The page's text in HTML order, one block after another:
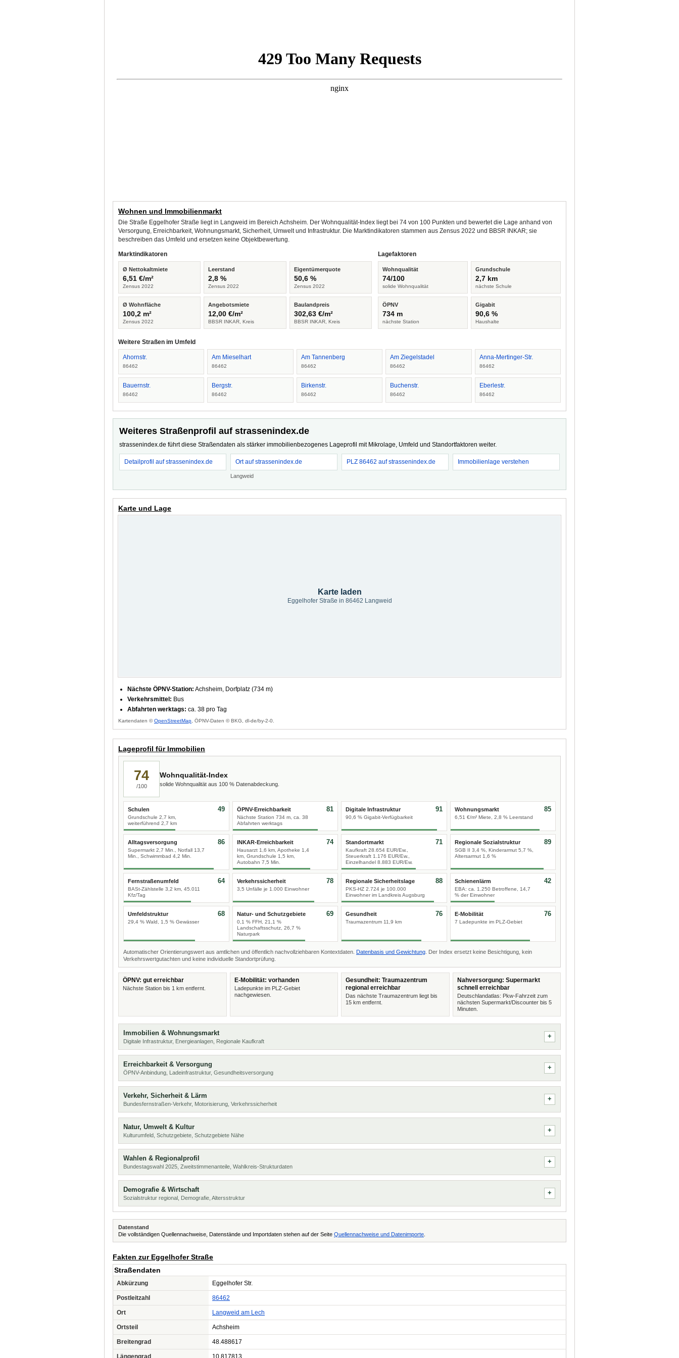
Wohnen und Immobilienmarkt
Die Straße Eggelhofer Straße liegt in Langweid im Bereich Achsheim. Der Wohnqualität-Index liegt bei 74 von 100 Punkten und bewertet die Lage anhand von
Versorgung, Erreichbarkeit, Wohnungsmarkt, Sicherheit, Umwelt und Infrastruktur. Die Marktindikatoren stammen aus Zensus 2022 und BBSR INKAR; sie
beschreiben das Umfeld und ersetzen keine Objektbewertung.
Marktindikatoren
Ø Nettokaltmiete
6,51 €/m²
Zensus 2022
Leerstand
2,8 %
Zensus 2022
Eigentümerquote
50,6 %
Zensus 2022
Ø Wohnfläche
100,2 m²
Zensus 2022
Angebotsmiete
12,00 €/m²
BBSR INKAR, Kreis
Baulandpreis
302,63 €/m²
BBSR INKAR, Kreis
Lagefaktoren
Wohnqualität
74/100
solide Wohnqualität
Grundschule
2,7 km
nächste Schule
ÖPNV
734 m
nächste Station
Gigabit
90,6 %
Haushalte
Weitere Straßen im Umfeld
Ahornstr.
86462
Am Mieselhart
86462
Am Tannenberg
86462
Am Ziegelstadel
86462
Anna-Mertinger-Str.
86462
Bauernstr.
86462
Bergstr.
86462
Birkenstr.
86462
Buchenstr.
86462
Eberlestr.
86462
Weiteres Straßenprofil auf strassenindex.de
strassenindex.de führt diese Straßendaten als stärker immobilienbezogenes Lageprofil mit Mikrolage, Umfeld und Standortfaktoren weiter.
Detailprofil auf strassenindex.de Ort auf strassenindex.de
Langweid
PLZ 86462 auf strassenindex.de Immobilienlage verstehen
Karte und Lage
Karte laden
Eggelhofer Straße in 86462 Langweid
Nächste ÖPNV-Station: Achsheim, Dorfplatz (734 m)
Verkehrsmittel: Bus
Abfahrten werktags: ca. 38 pro Tag
Kartendaten ©OpenStreetMap , ÖPNV-Daten © BKG, dl-de/by-2-0.
Lageprofil für Immobilien
74
/100
Wohnqualität-Index
solide Wohnqualität aus 100 % Datenabdeckung.
Schulen
Grundschule 2,7 km,
weiterführend 2,7 km
49 ÖPNV-Erreichbarkeit
Nächste Station 734 m, ca. 38
Abfahrten werktags
81 Digitale Infrastruktur
90,6 % Gigabit-Verfügbarkeit
91 Wohnungsmarkt
6,51 €/m² Miete, 2,8 % Leerstand
85
Alltagsversorgung
Supermarkt 2,7 Min., Notfall 13,7
Min., Schwimmbad 4,2 Min.
86 INKAR-Erreichbarkeit
Hausarzt 1,6 km, Apotheke 1,4
km, Grundschule 1,5 km,
Autobahn 7,5 Min.
74 Standortmarkt
Kaufkraft 28.654 EUR/Ew.,
Steuerkraft 1.176 EUR/Ew.,
Einzelhandel 8.883 EUR/Ew.
71 Regionale Sozialstruktur
SGB II 3,4 %, Kinderarmut 5,7 %,
Altersarmut 1,6 %
89
Fernstraßenumfeld
BASt-Zählstelle 3,2 km, 45.011
Kfz/Tag
64 Verkehrssicherheit
3,5 Unfälle je 1.000 Einwohner
78 Regionale Sicherheitslage
PKS-HZ 2.724 je 100.000
Einwohner im Landkreis Augsburg
88 Schienenlärm
EBA: ca. 1.250 Betroffene, 14,7
% der Einwohner
42
Umfeldstruktur
29,4 % Wald, 1,5 % Gewässer
68 Natur- und Schutzgebiete
0,1 % FFH, 21,1 %
Landschaftsschutz, 26,7 %
Naturpark
69 Gesundheit
Traumazentrum 11,9 km
76 E-Mobilität
7 Ladepunkte im PLZ-Gebiet
76
Automatischer Orientierungswert aus amtlichen und öffentlich nachvollziehbaren Kontextdaten. Datenbasis und Gewichtung . Der Index ersetzt keine Besichtigung, kein
Verkehrswertgutachten und keine individuelle Standortprüfung.
ÖPNV: gut erreichbar
Nächste Station bis 1 km entfernt.
E-Mobilität: vorhanden
Ladepunkte im PLZ-Gebiet
nachgewiesen.
Gesundheit: Traumazentrum
regional erreichbar
Das nächste Traumazentrum liegt bis
15 km entfernt.
Nahversorgung: Supermarkt
schnell erreichbar
Deutschlandatlas: Pkw-Fahrzeit zum
nächsten Supermarkt/Discounter bis 5
Minuten.
Immobilien & Wohnungsmarkt
Digitale Infrastruktur, Energieanlagen, Regionale Kaufkraft
Erreichbarkeit & Versorgung
ÖPNV-Anbindung, Ladeinfrastruktur, Gesundheitsversorgung
Verkehr, Sicherheit & Lärm
Bundesfernstraßen-Verkehr, Motorisierung, Verkehrssicherheit
Natur, Umwelt & Kultur
Kulturumfeld, Schutzgebiete, Schutzgebiete Nähe
Wahlen & Regionalprofil
Bundestagswahl 2025, Zweitstimmenanteile, Wahlkreis-Strukturdaten
Demografie & Wirtschaft
Sozialstruktur regional, Demografie, Altersstruktur
Datenstand
Die vollständigen Quellennachweise, Datenstände und Importdaten stehen auf der Seite Quellennachweise und Datenimporte
Fakten zur Eggelhofer Straße
Straßendaten
Abkürzung Eggelhofer Str.
Postleitzahl 86462
Ort Langweid am Lech
Ortsteil Achsheim
Breitengrad 48.488617
Längengrad 10.817813